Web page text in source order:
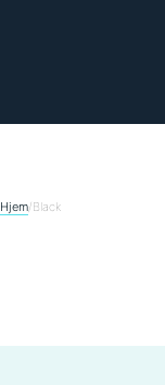
Hjem/Black